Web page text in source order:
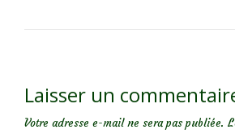
Laisser un
Votre adresse e-mail ne sera pas publiée.